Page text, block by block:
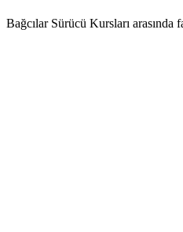
Bağcılar Sürücü Kursları